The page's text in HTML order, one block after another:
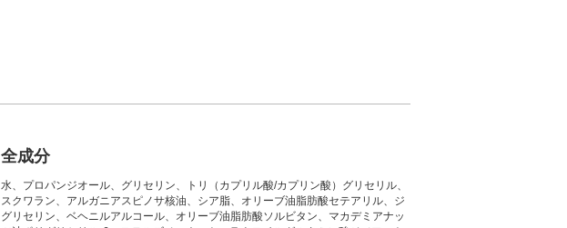
全成分
水、プロパンジオール、グリセリン、トリ（カプリル酸/カプリン酸）グリセリル、
スクワラン、アルガニアスピノサ核油、シア脂、オリーブ油脂肪酸セテアリル、ジ
グリセリン、ベヘニルアルコール、オリーブ油脂肪酸ソルビタン、マカデミアナッ